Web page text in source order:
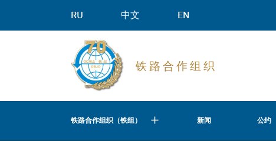
RU 中文 EN
铁 路 合 作 组 织
铁路合作组织（铁组） 新闻 公约